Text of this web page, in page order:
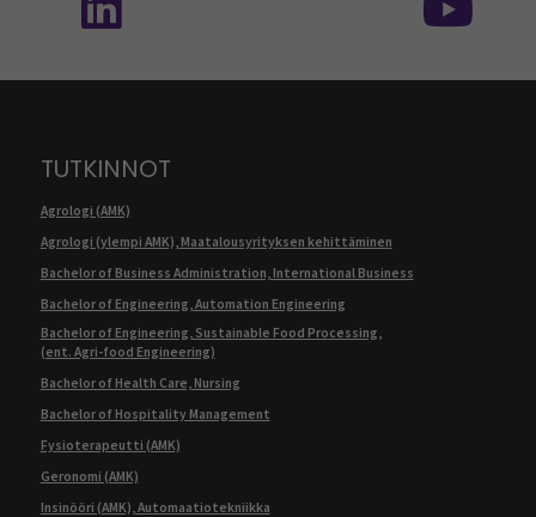
TUTKINNOT
Agrologi (AMK)
Agrologi (ylempi AMK), Maatalousyrityksen kehittäminen
Bachelor of Business Administration, International Business
Bachelor of Engineering, Automation Engineering
Bachelor of Engineering, Sustainable Food Processing,
(ent. Agri-food Engineering)
Bachelor of Health Care, Nursing
Bachelor of Hospitality Management
Fysioterapeutti (AMK)
Geronomi (AMK)
Insinööri (AMK), Automaatiotekniikka